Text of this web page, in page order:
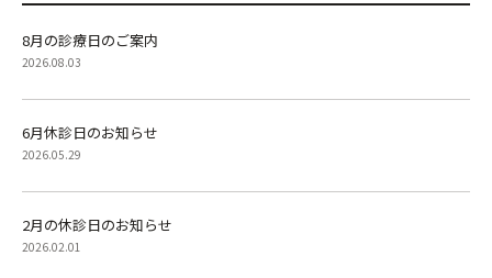
8月の診療日のご案内
2026.08.03
6月休診日のお知らせ
2026.05.29
2月の休診日のお知らせ
2026.02.01